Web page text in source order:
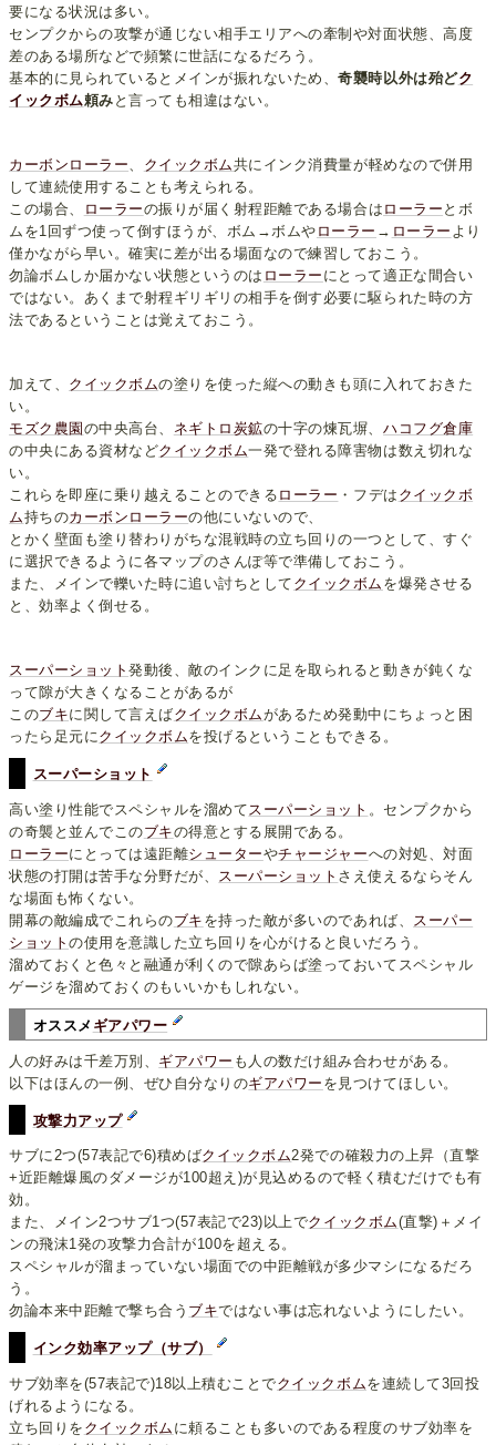
要になる状況は多い。
センプクからの攻撃が通じない相手エリアへの牽制や対面状態、高度
差のある場所などで頻繁に世話になるだろう。
基本的に見られているとメインが振れないため、奇襲時以外は殆どク
イックボム頼み と言っても相違はない。
カーボンローラー クイックボム共にインク消費量が軽めなので併用
して連続使用することも考えられる。
この場合、
ローラーの振りが届く射程距離である場合は ローラー とボ
ムを1回ずつ使って倒すほうが、ボム→ボムや ローラー → ローラー より
僅かながら早い。確実に差が出る場面なので練習しておこう。
勿論ボムしか届かない状態というのは ローラー にとって適正な間合い
ではない。あくまで射程ギリギリの相手を倒す必要に駆られた時の方
法であるということは覚えておこう。
加えて、 クイックボムの塗りを使った縦への動きも頭に入れておきた
い。
モズク農園 の中央高台、 ネギトロ炭鉱の十字の煉瓦塀、ハコフグ倉庫
の中央にある資材などクイックボム一発で登れる障害物は数え切れな
い。
これらを即座に乗り越えることのできる ローラー ・フデは クイックボ
ム持ちのカーボンローラーの他にいないので、
とかく壁面も塗り替わりがちな混戦時の立ち回りの一つとして、すぐ
に選択できるように各マップのさんぽ等で準備しておこう。
また、メインで轢いた時に追い討ちとして クイックボム を爆発させる
と、効率よく倒せる。
スーパーショット発動後、敵のインクに足を取られると動きが鈍くな
って隙が大きくなることがあるが
このブキに関して言えばクイックボムがあるため発動中にちょっと困
ったら足元にクイックボムを投げるということもできる。
スーパーショット
高い塗り性能でスペシャルを溜めて スーパーショット 。センプクから
の奇襲と並んでこのブキの得意とする展開である。
ローラーにとっては遠距離シューターやチャージャーへの対処、対面
状態の打開は苦手な分野だが、
スーパーショット さえ使えるならそん
な場面も怖くない。
開幕の敵編成でこれらのブキ を持った敵が多いのであれば、
スーパー
ショットの使用を意識した立ち回りを心がけると良いだろう。
溜めておくと色々と融通が利くので隙あらば塗っておいてスペシャル
ゲージを溜めておくのもいいかもしれない。
オススメ ギアパワー
人の好みは千差万別、 ギアパワー も人の数だけ組み合わせがある。
以下はほんの一例、ぜひ自分なりのギアパワー を見つけてほしい。
攻撃力アップ
サブに2つ(57表記で6)積めばクイックボム2発での確殺力の上昇（直撃
+近距離爆風のダメージが100超え)が見込めるので軽く積むだけでも有
効。
また、メイン2つサブ1つ(57表記で23)以上でクイックボム(直撃)＋メイ
ンの飛沫1発の攻撃力合計が100を超える。
スペシャルが溜まっていない場面での中距離戦が多少マシになるだろ
う。
勿論本来中距離で撃ち合う ブキではない事は忘れないようにしたい。
インク効率アップ（サブ）
サブ効率を(57表記で)18以上積むことでクイックボムを連続して3回投
げれるようになる。
立ち回りを クイックボム に頼ることも多いのである程度のサブ効率を